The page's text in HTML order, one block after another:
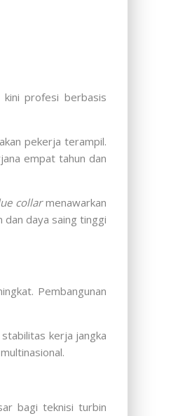
kini profesi berbasis
pekerja terampil.
empat tahun dan
collarmenawarkan
daya saing tinggi
Pembangunan
kerja jangka
bagi teknisi turbin